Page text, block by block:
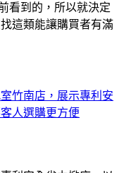
看到的，所以就決定
這類能讓購買者有滿
竹南店，展示專利安
人選購更方便